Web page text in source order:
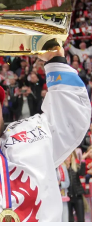
Moderní pětiboj
Motorsport
Olympijské hry
Parasport
Plavání
Plážový volejbal